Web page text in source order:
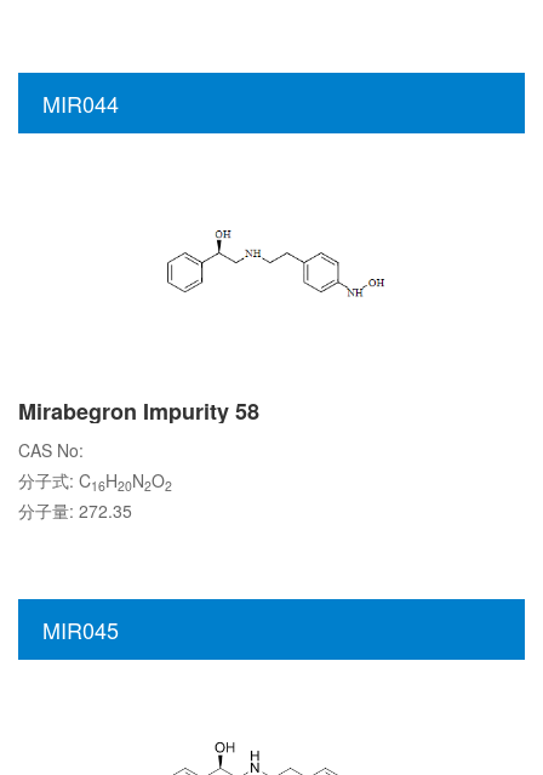
MIR044
Mirabegron Impurity 58
CAS No:
分子式: C16H20N2O2
分子量: 272.35
MIR045